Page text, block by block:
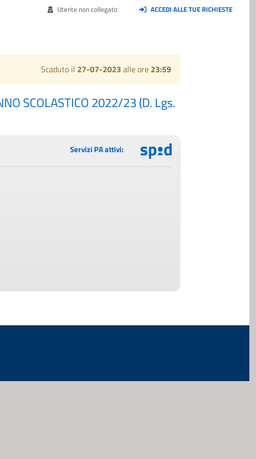
Utente non collegato ACCEDI ALLE TUE RICHIESTE
Scaduto il 27-07-2023 alle ore 23:59
SCOLASTICO 2022/23 (D. Lgs.
Servizi PA attivi: